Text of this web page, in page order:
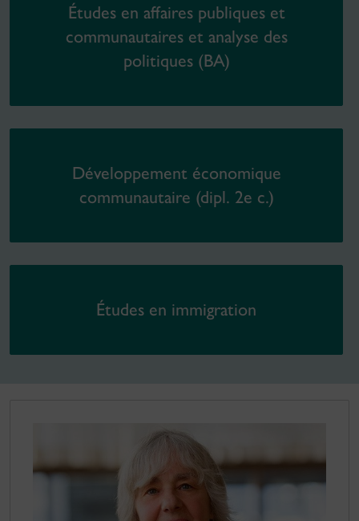
Études en affaires publiques et
communautaires et analyse des
politiques (BA)
Développement économique
communautaire (dipl. 2e c.)
Études en immigration